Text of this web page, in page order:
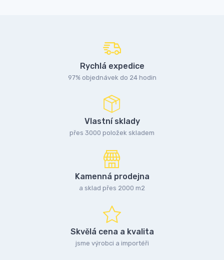
Rychlá expedice
97% objednávek do 24 hodin
Vlastní sklady
přes 3000 položek skladem
Kamenná prodejna
a sklad přes 2000 m2
Skvělá cena a kvalita
jsme výrobci a importéři